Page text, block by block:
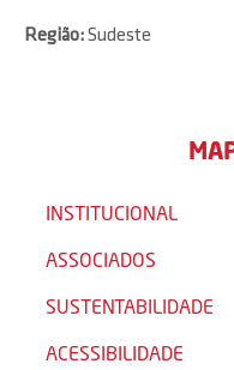
Região:Sudeste
INSTITUCIONAL
ASSOCIADOS
SUSTENTABILIDADE
ACESSIBILIDADE